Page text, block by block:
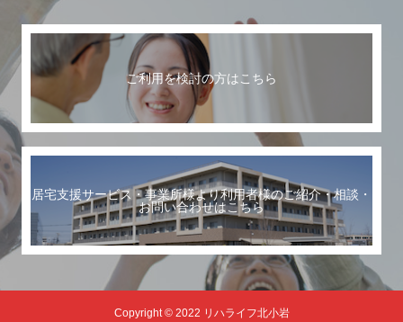
ご利用を検討の方はこちら
居宅支援サービス・事業所様より利用者様のご紹介・相談・
お問い合わせはこちら
Copyright © 2022 リハライフ北小岩